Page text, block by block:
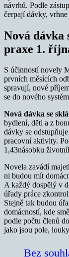
návrhů. Podle
čerpají dávky,
Nová dávka
praxe 1.
S účinností novely
prvních měsících
spravují, nové
se do nového
Nová dávka se
bydlení, děti a z
dávky se
pracovní aktivity.
1,43násobku
Novela zavádí
ni budou mít
A každý dospělý v
úřady práce
Stejně tak budou
domácností, kde
podle počtu členů
jako jsou pole,
Bez